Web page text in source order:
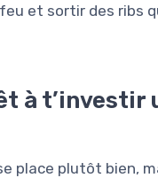
et sortir des ribs
à t’investir
place plutôt bien,